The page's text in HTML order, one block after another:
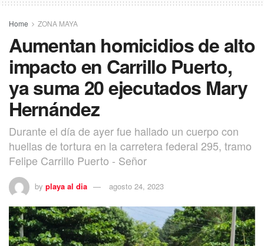
Home ZONA MAYA
Aumentan homicidios de alto
impacto en Carrillo Puerto,
ya suma 20 ejecutados Mary
Hernández
Durante el día de ayer fue hallado un cuerpo con
huellas de tortura en la carretera federal 295, tramo
Felipe Carrillo Puerto - Señor
by playa al dia agosto 24, 2023